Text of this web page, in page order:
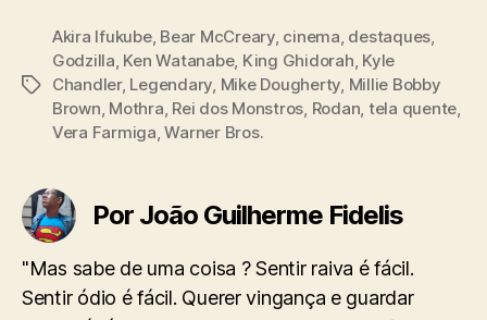
Tags
Akira Ifukube, Bear McCreary, cinema, destaques,
Godzilla, Ken Watanabe, King Ghidorah, Kyle
Chandler, Legendary, Mike Dougherty, Millie Bobby
Brown, Mothra, Rei dos Monstros, Rodan, tela quente,
Vera Farmiga,Warner Bros.
Por João Guilherme Fidelis
"Mas sabe de uma coisa ? Sentir raiva é fácil.
Sentir ódio é fácil. Querer vingança e guardar